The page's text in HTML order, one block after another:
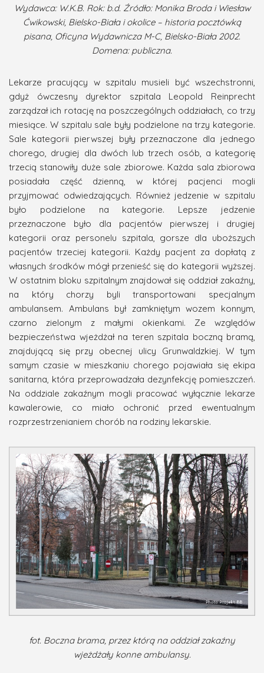
Wydawca: W.K.B. Rok: b.d. Źródło: Monika Broda i Wiesław
Ćwikowski, Bielsko-Biała i okolice – historia pocztówką
pisana, Oficyna Wydawnicza M-C, Bielsko-Biała 2002.
Domena: publiczna.
Lekarze pracujący w szpitalu musieli być wszechstronni,
gdyż ówczesny dyrektor szpitala Leopold Reinprecht
zarządzał ich rotację na poszczególnych oddziałach, co trzy
miesiące. W szpitalu sale były podzielone na trzy kategorie.
Sale kategorii pierwszej były przeznaczone dla jednego
chorego, drugiej dla dwóch lub trzech osób, a kategorię
trzecią stanowiły duże sale zbiorowe. Każda sala zbiorowa
posiadała część dzienną, w której pacjenci mogli
przyjmować odwiedzających. Również jedzenie w szpitalu
było podzielone na kategorie. Lepsze jedzenie
przeznaczone było dla pacjentów pierwszej i drugiej
kategorii oraz personelu szpitala, gorsze dla uboższych
pacjentów trzeciej kategorii. Każdy pacjent za dopłatą z
własnych środków mógł przenieść się do kategorii wyższej.
W ostatnim bloku szpitalnym znajdował się oddział zakaźny,
na który chorzy byli transportowani specjalnym
ambulansem. Ambulans był zamkniętymwozem konnym,
czarno zielonym z małymi okienkami. Ze względów
bezpieczeństwa wjeżdżał na teren szpitala boczną bramą,
znajdującą się przy obecnej ulicy Grunwaldzkiej.W tym
samym czasie w mieszkaniu chorego pojawiała się ekipa
sanitarna, która przeprowadzała dezynfekcję pomieszczeń.
Na oddziale zakaźnym mogli pracować wyłącznie lekarze
kawalerowie, co miało ochronić przed ewentualnym
rozprzestrzenianiem chorób na rodziny lekarskie.
fot. Boczna brama, przez którą na oddział zakaźny
wjeżdżały konne ambulansy.